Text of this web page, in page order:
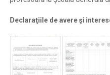
Declaraţiile de avere şi